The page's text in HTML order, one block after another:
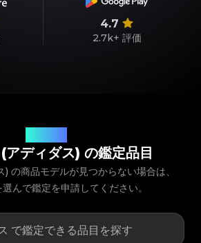
4.7
2.7k+ 評価
ディダス) の鑑定品目
の商品モデルが見つからない場合は、
選んで鑑定を申請してください。